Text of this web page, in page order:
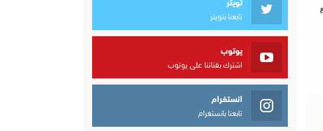
تابعنا بتويتر
يوتوب
اشترك بقناتنا على يوتوب
انستغرام
تابعنا بانستغرام